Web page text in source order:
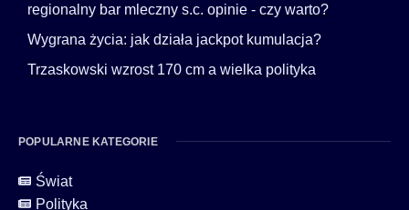
regionalny bar mleczny s.c. opinie - czy warto?
Wygrana życia: jak działa jackpot kumulacja?
Trzaskowski wzrost 170 cm a wielka polityka
POPULARNE KATEGORIE
Świat
Polityka